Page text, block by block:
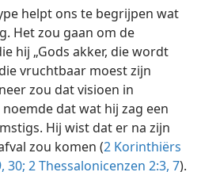
helpt ons te begrijpen wat
Het zou gaan om de
hij „Gods akker, die wordt
vruchtbaar moest zijn
zou dat visioen in
dat wat hij zag een
Hij wist dat er na zijn
zou komen (2 Korinthiërs
30; 2 Thessalonicenzen 2:3, 7).